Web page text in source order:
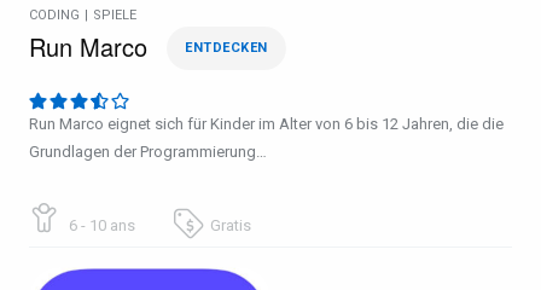
CODING | SPIELE
Run Marco ENTDECKEN
Run Marco eignet sich für Kinder im Alter von 6 bis 12 Jahren, die die
Grundlagen der Programmierung…
6 - 10 ans Gratis